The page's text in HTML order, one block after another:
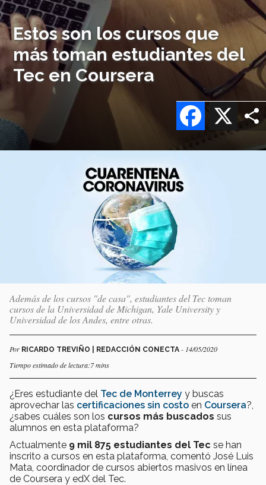
Estos son los cursos que
más toman estudiantes del
Tec en Coursera
X
Facebook
Además de los cursos "de casa", estudiantes del Tec toman
cursos de la Universidad de Michigan, Yale University y
Universidad de los Andes, entre otras.
Por RICARDO TREVIÑO | REDACCIÓN CONECTA - 14/05/2020
Tiempo estimado de lectura:7 mins
¿Eres estudiante del Tec de Monterrey y buscas
aprovechar las certificaciones sin costo en Coursera?,
¿sabes cuáles son los cursos más buscados sus
alumnos en esta plataforma?
Actualmente 9 mil 875 estudiantes del Tec se han
inscrito a cursos en esta plataforma, comentó José Luis
Mata, coordinador de cursos abiertos masivos en línea
de Coursera y edX del Tec.